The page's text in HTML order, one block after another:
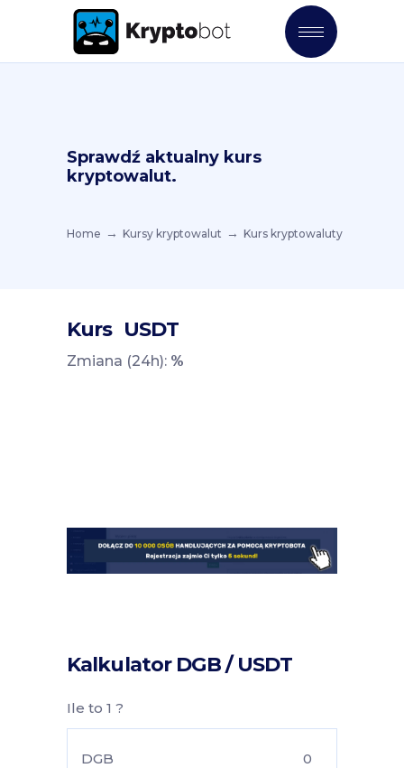
Sprawdź aktualny kurs
kryptowalut.
Home Kursy kryptowalut Kurs kryptowaluty
Kurs USDT
Zmiana (24h): %
Kalkulator DGB / USDT
Ile to 1 ?
DGB
0